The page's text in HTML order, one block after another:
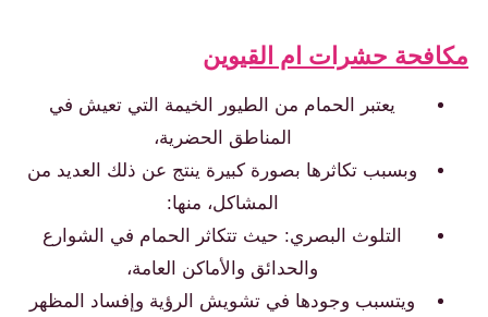
حشرات ام القيوين
يعتبر الحمام من الطيور الخيمة التي تعيش في
المناطق الحضرية،
وبسبب تكاثرها بصورة كبيرة ينتج عن ذلك العديد من
المشاكل، منها:
التلوث البصري: حيث تتكاثر الحمام في الشوارع
والحدائق والأماكن العامة،
ويتسبب وجودها في تشويش الرؤية وإفساد المظهر